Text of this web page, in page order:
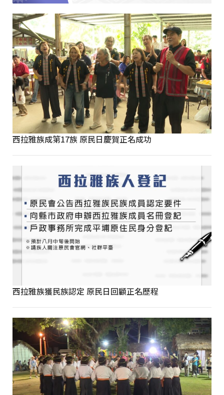
西拉雅族成第17族 原民日慶賀正名成功
西拉雅族獲民族認定 原民日回顧正名歷程